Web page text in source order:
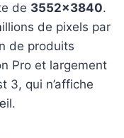
de 3552×3840.
de pixels par
de produits
Pro et largement
3, qui n’affiche